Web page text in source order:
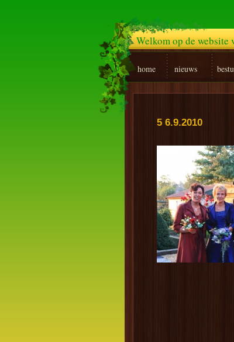
5 6.9.2010
Welkom op de website
home nieuws